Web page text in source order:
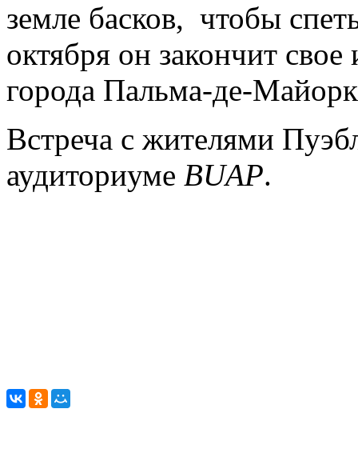
земле басков, чтобы
октября он закончит
города Пальма-де-
Встреча с жителями
аудиториуме BUAP.